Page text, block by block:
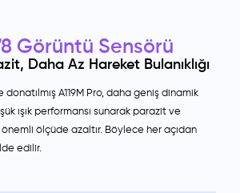
Görüntü Sensörü
Daha Az Hareket Bulanıklığı
donatılmış A119M Pro, daha geniş dinamik
ışık performansı sunarak parazit ve
önemli ölçüde azaltır. Böylece her açıdan
edilir.